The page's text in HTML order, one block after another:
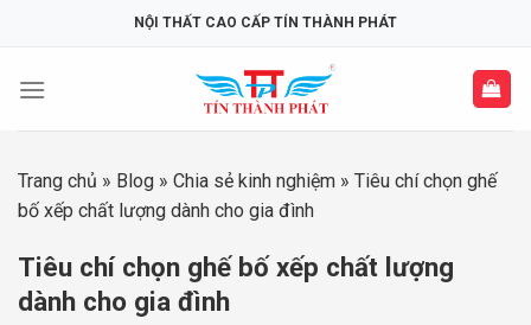
NỘI THẤT CAO CẤP TÍN THÀNH PHÁT
Trang chủ » Blog » Chia sẻ kinh nghiệm » Tiêu chí chọn ghế
bố xếp chất lượng dành cho gia đình
Tiêu chí chọn ghế bố xếp chất lượng
dành cho gia đình